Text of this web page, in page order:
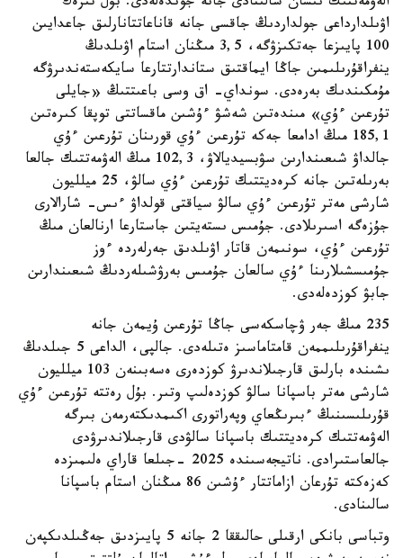
اۋىلدارداعى جولداردىڭ جاقسى جانە قاناعاتتانارلىق جاعدايىن
100 پايىزعا جەتكىزۋگە، 3,5 مىڭنان استام اۋىلدىڭ
ينفراقۇرىلىمىن جاڭا ايماقتىق ستاندارتتارعا سايكەستەندىرۋگە
مۇمكىندىك بەرەدى. سونداي- اق وسى باعىتتىڭ «جايلى
تۇرعىن ءۇي» مىندەتىن شەشۋ ءۇشىن ماقساتتى توپقا كىرەتىن
185,1 مىڭ ادامعا جەكە تۇرعىن ءۇي قورىنان تۇرعىن ءۇي
جالداۋ شىعىندارىن سۋبسيديالاۋ، 102,3 مىڭ الەۋمەتتىك جالعا
بەرىلەتىن جانە كرەديتتىك تۇرعىن ءۇي سالۋ، 25 ميلليون
شارشى مەتر تۇرعىن ءۇي سالۋ سياقتى قولداۋ ءىس- شارالارى
جۇزەگە اسىرىلادى. جۇمىس ىستەيتىن جاستارعا ارنالعان مىڭ
تۇرعىن ءۇي، سونىمەن قاتار اۋىلدىق جەرلەردە ءوز
جۇمىسشىلارىنا ءۇي سالعان جۇمىس بەرۋشىلەردىڭ شىعىندارىن
جابۋ كوزدەلەدى.
235 مىڭ جەر ۋچاسكەسى جاڭا تۇرعىن ۇيمەن جانە
ينفراقۇرىلىممەن قامتاماسىز ەتىلەدى. جالپى، الداعى 5 جىلدىڭ
ىشىندە بارلىق قارجىلاندىرۋ كوزدەرى ەسەبىنەن 103 ميلليون
شارشى مەتر باسپانا سالۋ كوزدەلىپ وتىر. بۇل رەتتە تۇرعىن ءۇي
قۇرىلىسىنىڭ ءبىرىڭعاي وپەراتورى اكىمدىكتەرمەن بىرگە
الەۋمەتتىك كرەديتتىك باسپانا سالۋدى قارجىلاندىرۋدى
جالعاستىرادى. ناتيجەسىندە 2025 -جىلعا قاراي ەلىمىزدە
كەزەكتە تۇرعان ازاماتتار ءۇشىن 86 مىڭنان استام باسپانا
سالىنادى.
وتباسى بانكى ارقىلى حالىققا 2 جانە 5 پايىزدىق جەڭىلدىكپەن